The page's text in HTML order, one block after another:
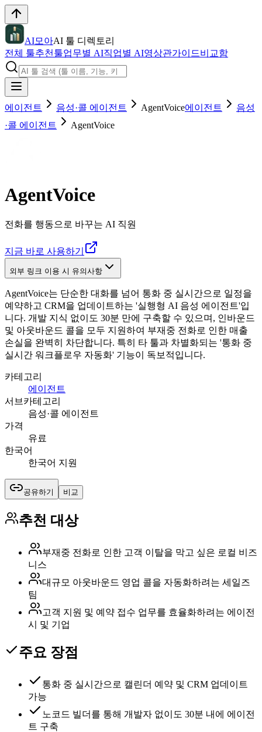
AI모아AI 툴 디렉토리
전체 툴추천툴업무별 AI직업별 AI영상관가이드비교함
에이전트 음성·콜 에이전트 AgentVoice에이전트
음성
·콜 에이전트
AgentVoice
AgentVoice
전화를 행동으로 바꾸는 AI 직원
지금 바로 사용하기
외부 링크 이용 시 유의사항
AgentVoice는 단순한 대화를 넘어 통화 중 실시간으로 일정을
예약하고 CRM을 업데이트하는 '실행형 AI 음성 에이전트'입
니다. 개발 지식 없이도 30분 만에 구축할 수 있으며, 인바운드
및 아웃바운드 콜을 모두 지원하여 부재중 전화로 인한 매출
손실을 완벽히 차단합니다. 특히 타 툴과 차별화되는 '통화 중
실시간 워크플로우 자동화' 기능이 독보적입니다.
카테고리
에이전트
서브카테고리
음성·콜 에이전트
가격
유료
한국어
한국어 지원
공유하기 비교
추천 대상
부재중 전화로 인한 고객 이탈을 막고 싶은 로컬 비즈
니스
대규모 아웃바운드 영업 콜을 자동화하려는 세일즈
팀
고객 지원 및 예약 접수 업무를 효율화하려는 에이전
시 및 기업
주요 장점
통화 중 실시간으로 캘린더 예약 및 CRM 업데이트
가능
노코드 빌더를 통해 개발자 없이도 30분 내에 에이전
트 구축